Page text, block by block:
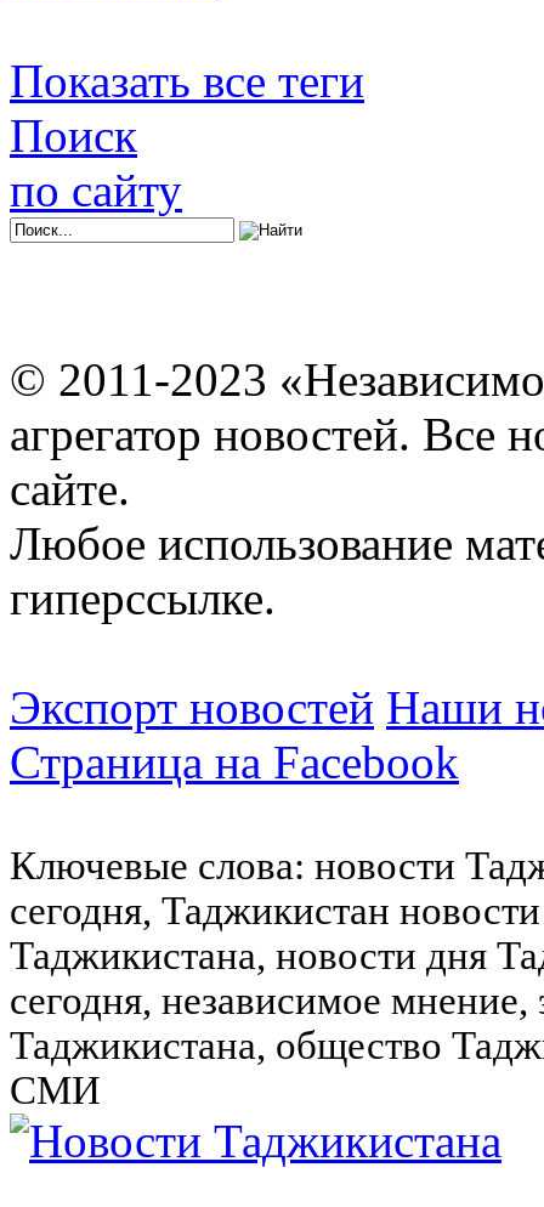
Показать все теги
Поиск
по сайту
© 2011-2023
агрегатор новостей. Все
сайте.
Любое использование
гиперссылке.
Экспорт новостей Наши
Страница на Facebook
Ключевые слова: новости
сегодня, Таджикистан
Таджикистана, новости дня
сегодня, независимое
Таджикистана, общество
СМИ